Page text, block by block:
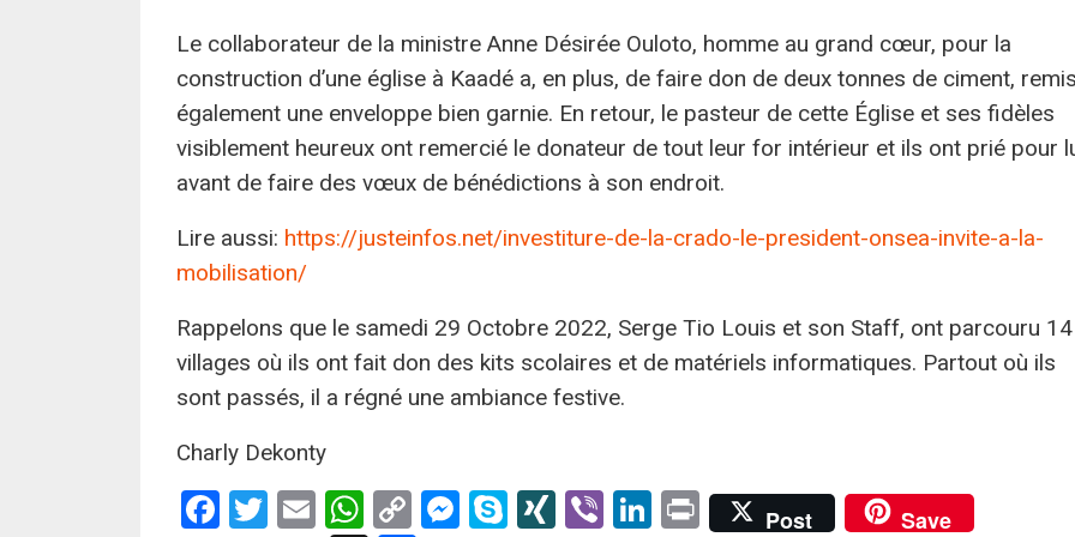
Le collaborateur de la ministre Anne Désirée Ouloto, homme au grand cœur, pour la
construction d’une église à Kaadé a, en plus, de faire don de deux tonnes de ciment,
également une enveloppe bien garnie. En retour, le pasteur de cette Église et ses fidèles
visiblement heureux ont remercié le donateur de tout leur for intérieur et ils ont prié pour
avant de faire des vœux de bénédictions à son endroit.
Lire aussi: https://justeinfos.net/investiture-de-la-crado-le-president-onsea-invite-a-la-
mobilisation/
Rappelons que le samedi 29 Octobre 2022, Serge Tio Louis et son Staff, ont parcouru 14
villages où ils ont fait don des kits scolaires et de matériels informatiques. Partout où ils
sont passés, il a régné une ambiance festive.
Charly Dekonty
Facebook
Twitter
EmailWhatsApp
CopyMessenger
SkypeXINGViberLinkedIn
PrintPost
Save